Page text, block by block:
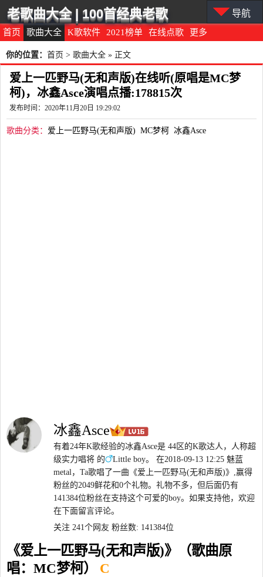
首页 歌曲大全 K歌软件 2021榜单 在线点歌 更多
老歌曲大全 | 100首经典老歌 导航
你的位置： 首页 > 歌曲大全 » 正文
爱上一匹野马(无和声版)在线听(原唱是MC梦
柯)，冰鑫Asce演唱点播:178815次
发布时间：2020年11月20日 19:29:02
歌曲分类： 爱上一匹野马(无和声版) MC梦柯 冰鑫Asce
冰鑫Asce
有着24年K歌经验的冰鑫Asce是 44区的K歌达人，人称超
级实力唱将 的
Little boy。 在2018-09-13 12:25 魅蓝
metal，Ta歌唱了一曲《爱上一匹野马(无和声版)》,赢得
粉丝的2049鲜花和0个礼物。礼物不多，但后面仍有
141384位粉丝在支持这个可爱的boy。如果支持他，欢迎
在下面留言评论。
关注 241个网友 粉丝数: 141384位
《爱上一匹野马(无和声版)》（歌曲原
唱：MC梦柯）
C